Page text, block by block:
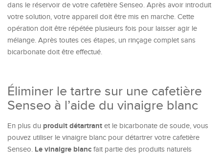
dans le réservoir de votre cafetière Senseo. Après avoir introduit
votre solution, votre appareil doit être mis en marche. Cette
opération doit être répétée plusieurs fois pour laisser agir le
mélange. Après toutes ces étapes, un rinçage complet sans
bicarbonate doit être effectué.
Éliminer le tartre sur une cafetière
Senseo à l’aide du vinaigre blanc
En plus du produit détartrant et le bicarbonate de soude, vous
pouvez utiliser le vinaigre blanc pour détartrer votre cafetière
Senseo. Le vinaigre blanc fait partie des produits naturels